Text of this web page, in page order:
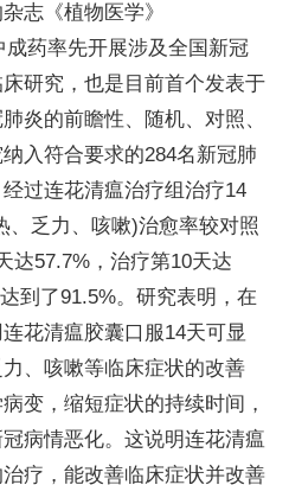
志《植物医学》
药率先开展涉及全国新冠
研究，也是目前首个发表于
炎的前瞻性、随机、对照、
入符合要求的284名新冠肺
过连花清瘟治疗组治疗14
、乏力、咳嗽)治愈率较对照
达57.7%，治疗第10天达
到了91.5%。研究表明，在
花清瘟胶囊口服14天可显
、咳嗽等临床症状的改善
变，缩短症状的持续时间，
病情恶化。这说明连花清瘟
疗，能改善临床症状并改善